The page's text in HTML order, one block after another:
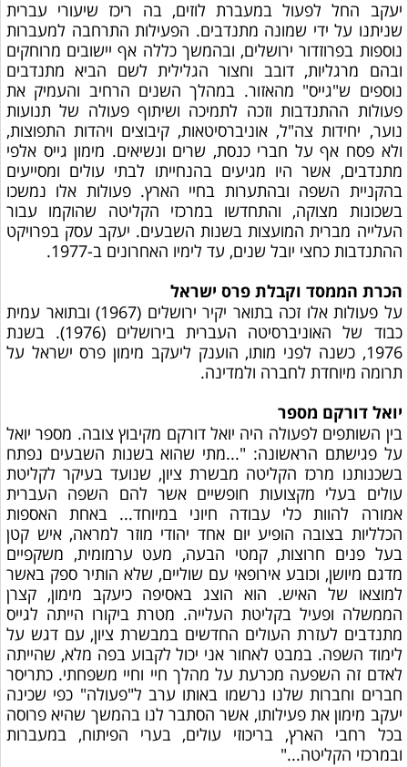
יעקב החל לפעול במעברת לוזים, בה ריכז שיעורי עברית
שניתנו על ידי שמונה מתנדבים. הפעילות התרחבה למעברות
נוספות בפרוזדור ירושלים, ובהמשך כללה אף יישובים מרוחקים
ובהם מרגליות, דובב וחצור הגלילית לשם הביא מתנדבים
נוספים ש"גייס" מהאזור. במהלך השנים הרחיב והעמיק את
פעולות ההתנדבות וזכה לתמיכה ושיתוף פעולה של תנועות
נוער, יחידות צה"ל, אוניברסיטאות, קיבוצים ויהדות התפוצות,
ולא פסח אף על חברי כנסת, שרים ונשיאים. מימון גייס אלפי
מתנדבים, אשר היו מגיעים בהנחייתו לבתי עולים ומסייעים
בהקניית השפה ובהתערות בחיי הארץ. פעולות אלו נמשכו
בשכונות מצוקה, והתחדשו במרכזי הקליטה שהוקמו עבור
העלייה מברית המועצות בשנות השבעים. יעקב עסק בפרויקט
ההתנדבות כחצי יובל שנים, עד לימיו האחרונים ב-1977.
הכרת הממסד וקבלת פרס ישראל
על פעולות אלו זכה בתואר יקיר ירושלים (1967) ובתואר עמית
כבוד של האוניברסיטה העברית בירושלים (1976). בשנת
1976, כשנה לפני מותו, הוענק ליעקב מימון פרס ישראל על
תרומה מיוחדת לחברה ולמדינה.
יואל דורקם מספר
בין השותפים לפעולה היה יואל דורקם מקיבוץ צובה. מספר יואל
על פגישתם הראשונה: "...מתי שהוא בשנות השבעים נפתח
בשכנותנו מרכז הקליטה מבשרת ציון, שנועד בעיקר לקליטת
עולים בעלי מקצועות חופשיים אשר להם השפה העברית
אמורה להוות כלי עבודה חיוני במיוחד... באחת האספות
הכלליות בצובה הופיע יום אחד יהודי מוזר למראה, איש קטן
בעל פנים חרוצות, קמטי הבעה, מעט ערמומית, משקפיים
מדגם מיושן, וכובע אירופאי עם שוליים, שלא הותיר ספק באשר
למוצאו של האיש. הוא הוצג באסיפה כיעקב מימון, קצרן
הממשלה ופעיל בקליטת העלייה. מטרת ביקורו הייתה לגייס
מתנדבים לעזרת העולים החדשים במבשרת ציון, עם דגש על
לימוד השפה. במבט לאחור אני יכול לקבוע בפה מלא, שהייתה
לאדם זה השפעה מכרעת על מהלך חיי וחיי משפחתי. כתריסר
חברים וחברות שלנו נרשמו באותו ערב ל"פעולה" כפי שכינה
יעקב מימון את פעילותו, אשר הסתבר לנו בהמשך שהיא פרוסה
בכל רחבי הארץ, בריכוזי עולים, בערי הפיתוח, במעברות
ובמרכזי הקליטה..."